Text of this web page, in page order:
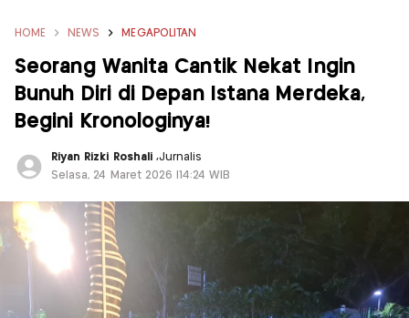
HOME NEWS MEGAPOLITAN
Seorang Wanita Cantik Nekat Ingin
Bunuh Diri di Depan Istana Merdeka,
Begini Kronologinya!
Riyan Rizki Roshali ,Jurnalis
Selasa, 24 Maret 2026 |14:24 WIB